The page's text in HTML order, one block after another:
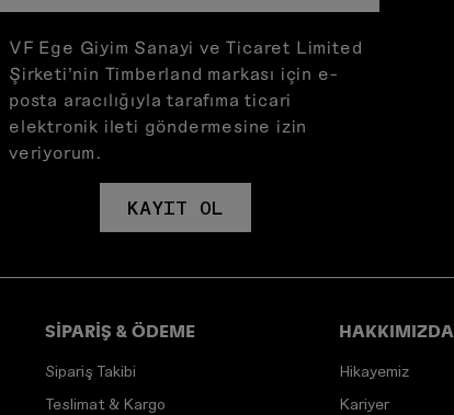
VF Ege Giyim Sanayi ve Ticaret Limited
Şirketi’nin Timberland markası için e-
posta aracılığıyla tarafıma ticari
elektronik ileti göndermesine izin
veriyorum.
KAYIT OL
SİPARİŞ & ÖDEME
Sipariş Takibi
Teslimat & Kargo
HAKKIMIZDA
Hikayemiz
Kariyer